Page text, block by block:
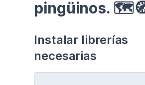
pingüinos.
Instalar librerías
necesarias